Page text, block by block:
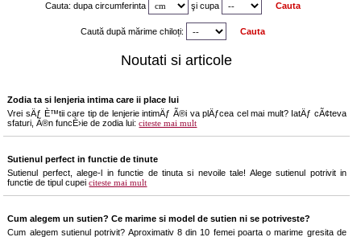
Cauta: dupa circumferinta şi cupa
Caută după mărime chiloți:
Noutati si articole
Zodia ta si lenjeria intima care ii place lui
Vrei sÄƒ È™tii care tip de lenjerie intimÄƒ Ã®i va plÄƒcea cel mai mult? IatÄƒ cÃ¢teva
sfaturi, Ã®n funcÈ›ie de zodia lui:citeste mai mult
Sutienul perfect in functie de tinute
Sutienul perfect, alege-l in functie de tinuta si nevoile tale! Alege sutienul potrivit in
functie de tipul cupeiciteste mai mult
Cum alegem un sutien? Ce marime si model de sutien ni se potriveste?
Cum alegem sutienul potrivit? Aproximativ 8 din 10 femei poarta o marime gresita de